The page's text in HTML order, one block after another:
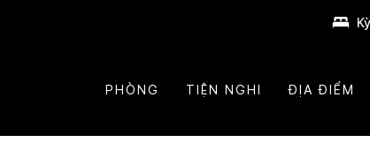
PHÒNG TIỆN NGHI ĐỊA ĐIỂM